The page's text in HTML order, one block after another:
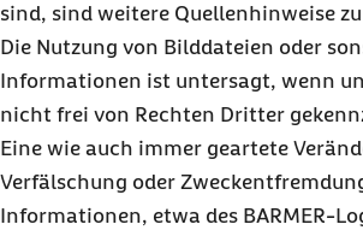
sind, sind weitere Quellenhinweise
Die Nutzung von Bilddateien oder
Informationen ist untersagt, wenn
nicht frei von Rechten Dritter
Eine wie auch immer geartete
Verfälschung oder
Informationen, etwa des BARMER-